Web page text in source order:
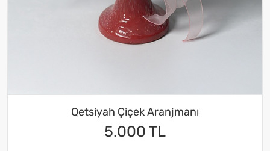
Qetsiyah Çiçek Aranjmanı
5.000 TL